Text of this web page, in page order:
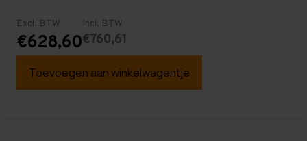
Excl. BTW
€628,60
Incl. BTW
€760,61
Toevoegen aan winkelwagentje